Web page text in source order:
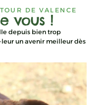
DE VALENCE
vous !
depuis bien trop
un avenir meilleur dès